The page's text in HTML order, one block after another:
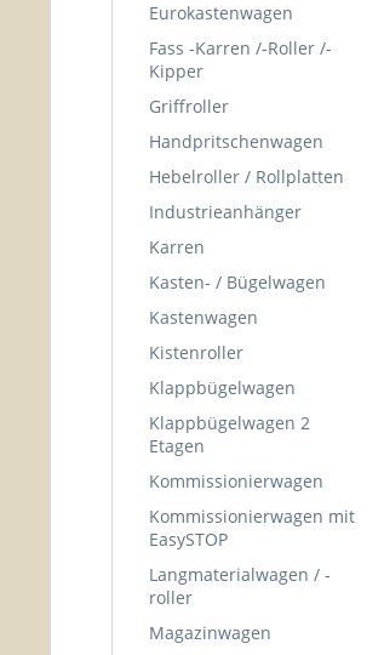
Eurokastenwagen
Fass -Karren /-Roller /-
Kipper
Griffroller
Handpritschenwagen
Hebelroller / Rollplatten
Industrieanhänger
Karren
Kasten- / Bügelwagen
Kastenwagen
Kistenroller
Klappbügelwagen
Klappbügelwagen 2
Etagen
Kommissionierwagen
Kommissionierwagen mit
EasySTOP
Langmaterialwagen / -
roller
Magazinwagen